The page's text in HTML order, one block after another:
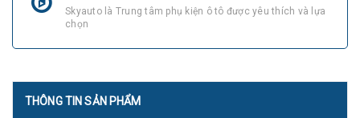
Skyauto là Trung tâm phụ kiện ô tô được yêu thích và lựa
chọn
THÔNG TIN SẢN PHẨM